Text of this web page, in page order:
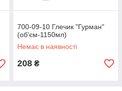
700-09-10 Глечик "Гурман"
(об'єм-1150мл)
Немає в наявності
208 ₴